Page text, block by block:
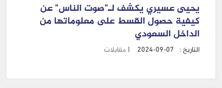
يحيى عسيري يكشف لـ"صوت الناس" عن
كيفية حصول القسط على معلوماتها من
الداخل السعودي
التاريخ : 2024-09-07
| مقابلات